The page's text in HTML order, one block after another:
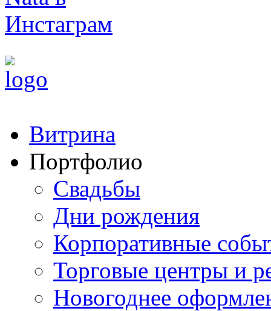
Витрина
Портфолио
Свадьбы
Дни рождения
Корпоративные
Торговые центры и
Новогоднее